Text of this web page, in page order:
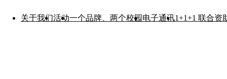
关于我们活动一个品牌、两个校园 电子通讯1+1+1 联合资